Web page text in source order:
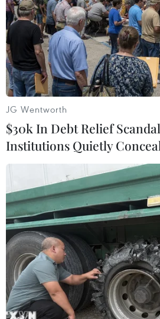
Nếu mở cửa từ quý 3,
8 triệu lượt khách quốc tế
10/06/2020 08:15
Trong trường hợp Việt Nam có
quốc tế từ quý 3/2020 thì lượng
triệu lượt. Nếu đón từ quý 4/2020
4,5-5 triệu lượt.
JG Wentworth
$30k In Debt Relief
Institutions Quietly